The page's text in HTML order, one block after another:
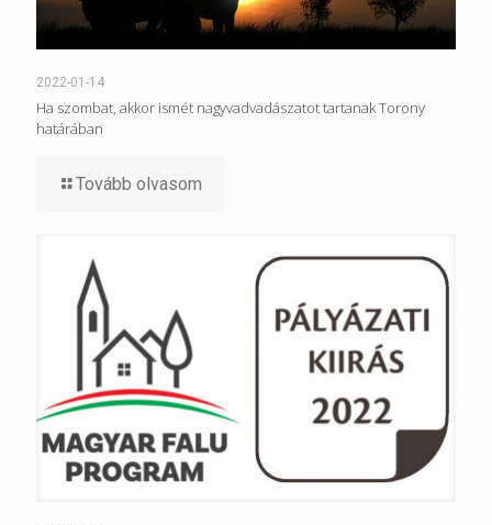
2022-01-14
Ha szombat, akkor ismét nagyvadvadászatot tartanak Torony
határában
Tovább olvasom